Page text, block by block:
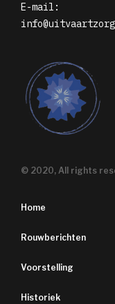
E-mail:
© 2020, All rights
Home
Rouwberichten
Voorstelling
Historiek